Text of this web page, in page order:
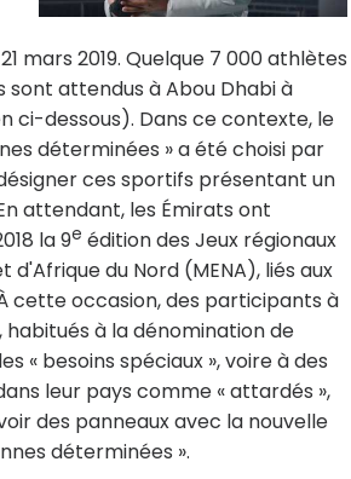
mars 2019. Quelque 7 000 athlètes
sont attendus à Abou Dhabi à
ci-dessous). Dans ce contexte, le
déterminées » a été choisi par
ces sportifs présentant un
attendant, les Émirats ont
la 9e édition des Jeux régionaux
du Nord (MENA), liés aux
cette occasion, des participants à
à la dénomination de
« besoins spéciaux », voire à des
leur pays comme « attardés »,
des panneaux avec la nouvelle
déterminées ».